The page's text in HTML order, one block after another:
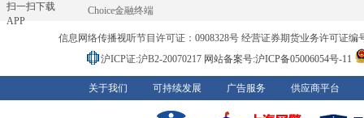
扫一扫下载
APP
Choice金融终端
信息网络传播视听节目许可证：0908328号 经营证券期货业务许可证编
沪ICP证:沪B2-20070217 网站备案号:沪ICP备05006054号-11
关于我们 可持续发展 广告服务 供应商平台